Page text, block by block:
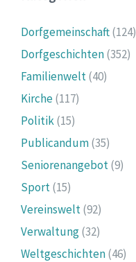
Dorfgemeinschaft(124)
Dorfgeschichten(352)
Familienwelt(40)
Kirche(117)
Politik(15)
Publicandum(35)
Seniorenangebot(9)
Sport(15)
Vereinswelt(92)
Verwaltung(32)
Weltgeschichten(46)